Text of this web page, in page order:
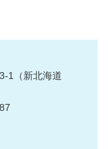
1
（新北海道